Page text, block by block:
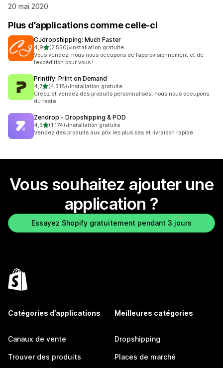
20 mai 2020
Plus d’applications comme celle-ci
CJdropshipping: Much Faster
4,9étoile(s) sur 5
(2 550)
2550 avis au total
•Installation gratuite
Vous vendez, nous nous occupons de l’approvisionnement et de
l’expédition pour vous !
Printify: Print on Demand
4,7étoile(s) sur 5
(4 318)
4318 avis au total
•Installation gratuite
Créez et vendez des produits personnalisés, nous nous occupons
du reste.
Zendrop ‑ Dropshipping & POD
4,5étoile(s) sur 5
(1 174)
1174 avis au total
•Installation gratuite
Vendez des produits aux prix les plus bas et livraison rapide
Vous souhaitez ajouter une
application ?
Essayez Shopify gratuitement pendant 3 jours
Catégories d’applications
Canaux de vente
Trouver des produits
Meilleures catégories
Dropshipping
Places de marché